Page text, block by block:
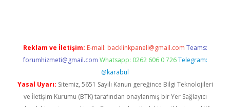
Reklam ve İletişim: E-mail: backlinkpaneli@gmail.com Teams:
forumhizmeti@gmail.com Whatsapp: 0262 606 0 726 Telegram:
@karabul
Yasal Uyarı: Sitemiz, 5651 Sayılı Kanun gereğince Bilgi Teknolojileri
ve İletişim Kurumu (BTK) tarafından onaylanmış bir Yer Sağlayıcı